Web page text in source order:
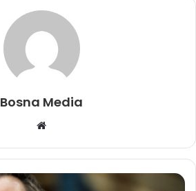
Bosna Media
Website